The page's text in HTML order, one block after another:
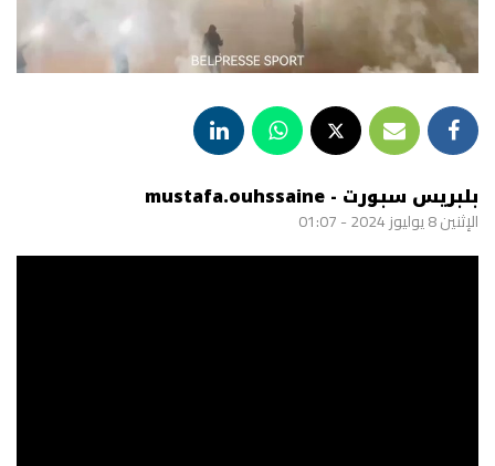
بلبريس سبورت - mustafa.ouhssaine
الإثنين 8 يوليوز 2024 - 01:07